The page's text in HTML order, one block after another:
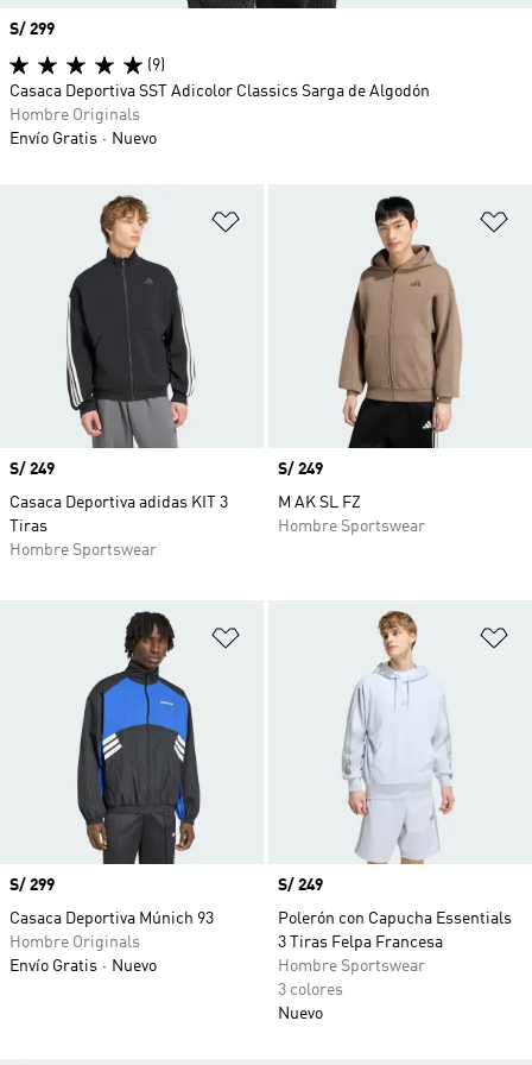
Añadir a la lista de deseos
Precio
S/ 249
Casaca Deportiva adidas KIT 3
Tiras
Hombre Sportswear
Precio
S/ 249
M AK SL FZ
Hombre Sportswear
Añadir a la lista de deseos
Precio
S/ 299
Casaca Deportiva Múnich 93
Hombre Originals
Envío Gratis
Nuevo
Precio
S/ 249
Polerón con Capucha Essentials
3 Tiras Felpa Francesa
Hombre Sportswear
3 colores
Nuevo
Precio
S/ 299
(9)
Casaca Deportiva SST Adicolor Classics Sarga de Algodón
Hombre Originals
Envío Gratis
Nuevo